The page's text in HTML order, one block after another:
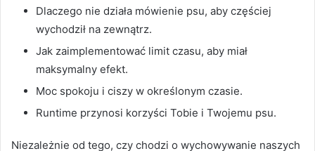
Dlaczego nie działa mówienie psu, aby częściej
wychodził na zewnątrz.
Jak zaimplementować limit czasu, aby miał
maksymalny efekt.
Moc spokoju i ciszy w określonym czasie.
Runtime przynosi korzyści Tobie i Twojemu psu.
Niezależnie od tego, czy chodzi o wychowywanie naszych